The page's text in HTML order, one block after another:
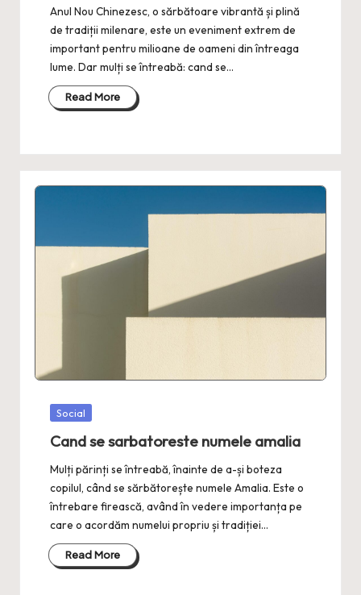
Anul Nou Chinezesc, o sărbătoare vibrantă și plină
de tradiții milenare, este un eveniment extrem de
important pentru milioane de oameni din întreaga
lume. Dar mulți se întreabă: cand se…
Read More
Posted
Social
Cand se sarbatoreste numele amalia
Mulți părinți se întreabă, înainte de a-și boteza
copilul, când se sărbătorește numele Amalia. Este o
întrebare firească, având în vedere importanța pe
care o acordăm numelui propriu și tradiției…
Read More